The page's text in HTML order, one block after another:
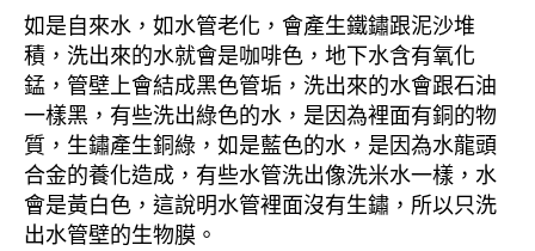
如是自來水，如水管老化，會產生鐵鏽跟泥沙堆
積，洗出來的水就會是咖啡色，地下水含有氧化
錳，管壁上會結成黑色管垢，洗出來的水會跟石油
一樣黑，有些洗出綠色的水，是因為裡面有銅的物
質，生鏽產生銅綠，如是藍色的水，是因為水龍頭
合金的養化造成，有些水管洗出像洗米水一樣，水
會是黃白色，這說明水管裡面沒有生鏽，所以只洗
出水管壁的生物膜。